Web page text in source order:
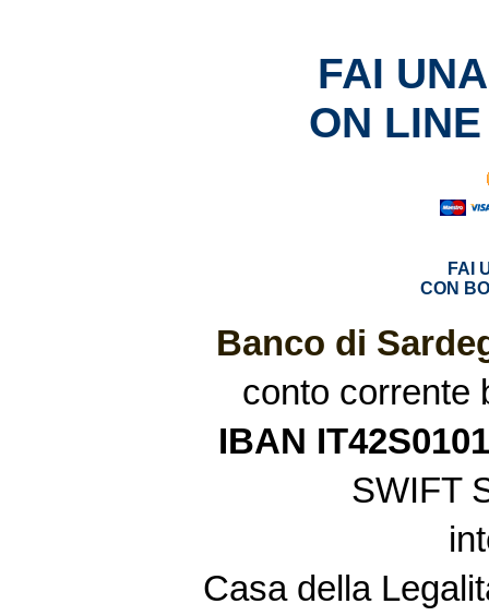
FAI
ON
FAI
CON
Banco di
conto corrente
IBAN
SWIFT
Casa della